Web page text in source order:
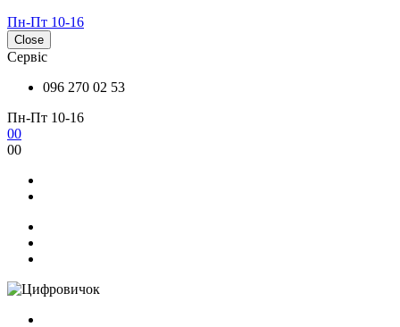
Пн-Пт 10-16
Close
Сервіс
096 270 02 53
Пн-Пт 10-16
00
00